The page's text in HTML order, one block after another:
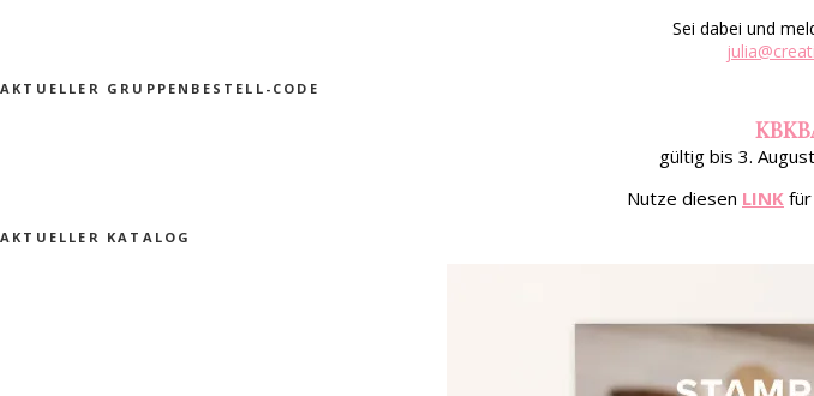
Sei dabei und
AKTUELLER GRUPPENBESTELL-CODE
gültig bis 3.
Nutze diesen LINK
AKTUELLER KATALOG